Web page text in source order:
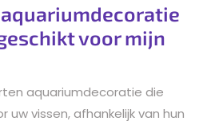
voor mijn
aquariumdecoratie die
uw vissen, afhankelijk van hun